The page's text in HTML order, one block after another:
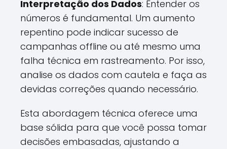
Interpretação dos Dados: Entender os
números é fundamental. Um aumento
repentino pode indicar sucesso de
campanhas offline ou até mesmo uma
falha técnica em rastreamento. Por isso,
analise os dados com cautela e faça as
devidas correções quando necessário.
Esta abordagem técnica oferece uma
base sólida para que você possa tomar
decisões embasadas, ajustando a